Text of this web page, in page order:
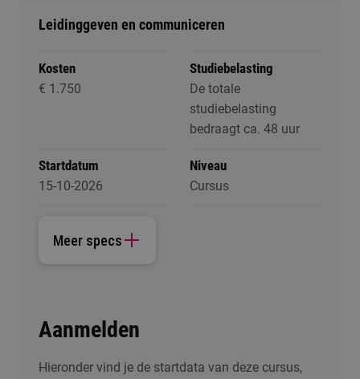
Leidinggeven en communiceren
Kosten
€ 1.750
Studiebelasting
De totale
studiebelasting
bedraagt ca. 48 uur
Startdatum
15-10-2026
Niveau
Cursus
Meer specs
Aanmelden
Hieronder vind je de startdata van deze cursus,